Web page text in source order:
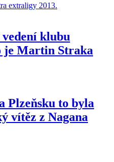
klubu
je Martin Straka
Plzeňsku to byla
vítěz z Nagana